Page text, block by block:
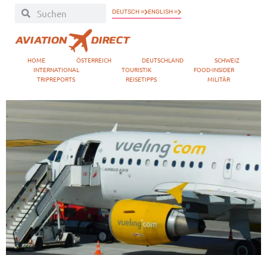
DEUTSCH » ENGLISH »
HOME ÖSTERREICH DEUTSCHLAND
SCHWEIZ
INTERNATIONAL
TOURISTIK
FOOD-INSIDER
TRIPREPORTS
REISETIPPS MILITÄR